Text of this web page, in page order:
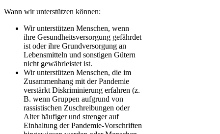
Wann wir unterstützen können:
Wir unterstützen Menschen, wenn
ihre Gesundheitsversorgung gefährdet
ist oder ihre Grundversorgung an
Lebensmitteln und sonstigen Gütern
nicht gewährleistet ist.
Wir unterstützen Menschen, die im
Zusammenhang mit der Pandemie
verstärkt Diskriminierung erfahren (z.
B. wenn Gruppen aufgrund von
rassistischen Zuschreibungen oder
Alter häufiger und strenger auf
Einhaltung der Pandemie-Vorschriften